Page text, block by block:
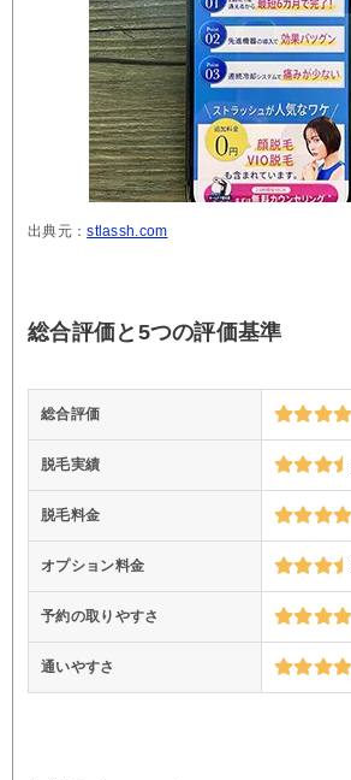
出典元：stlassh.com
総合評価と5つの評価基準
総合評価
脱毛実績
脱毛料金
オプション料金
予約の取りやすさ
通いやすさ